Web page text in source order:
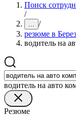
Поиск
/
... /
резюме в
водитель на
водитель на авто
Резюме